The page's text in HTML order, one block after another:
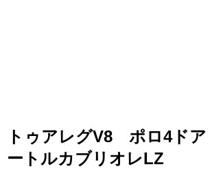
トゥアレグV8 ポロ4ド
ートルカブリオレLZ